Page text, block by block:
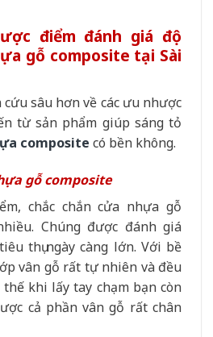
điểm đánh giá độ
gỗ composite tại Sài
sâu hơn về các ưu nhược
từ sản phẩm giúp sáng tỏ
composite có bền không.
gỗ composite
chắc chắn cửa nhựa gỗ
Chúng được đánh giá
thụ ngày càng lớn. Với bề
vân gỗ rất tự nhiên và đều
khi lấy tay chạm bạn còn
cả phần vân gỗ rất chân